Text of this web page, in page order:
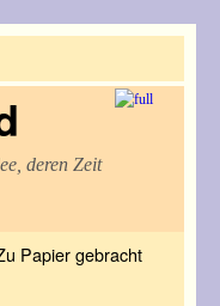
deren Zeit
Papier gebracht